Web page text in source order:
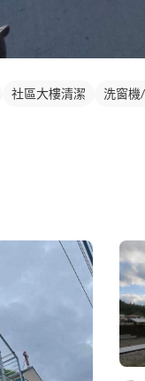
社區大樓清潔 洗窗機